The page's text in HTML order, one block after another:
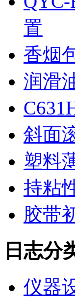
置
香烟
润滑
斜面
塑料
持粘
胶带
日志分
仪器